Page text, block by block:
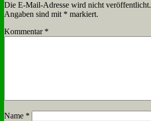
Die E-Mail-Adresse wird nicht veröffentlicht.
Angaben sind mit * markiert.
Kommentar *
Name *